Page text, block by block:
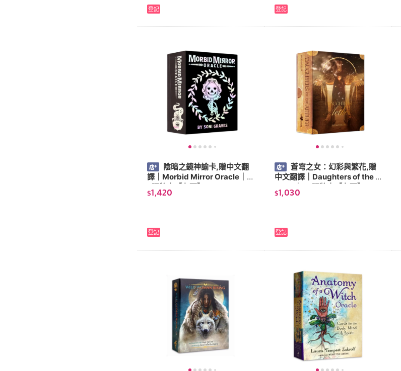
登記 登記
陰暗之鏡神諭卡,贈中文翻
譯｜Morbid Mirror Oracle｜7
7張牌卡【左西】
$1,420
登記
蒼穹之女：幻彩與繁花,贈
中文翻譯｜Daughters of the A
ether｜49張牌卡【左西】
$1,030
登記